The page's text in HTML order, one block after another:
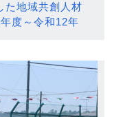
た地域共創人材
度～令和12年